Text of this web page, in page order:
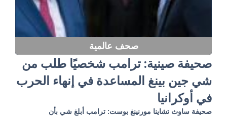
صحف عالمية
صحيفة صينية: ترامب شخصيًا طلب من
شي جين بينغ المساعدة في إنهاء الحرب
في أوكرانيا
صحيفة ساوث تشاينا مورنينغ بوست: ترامب أبلغ شي بأن